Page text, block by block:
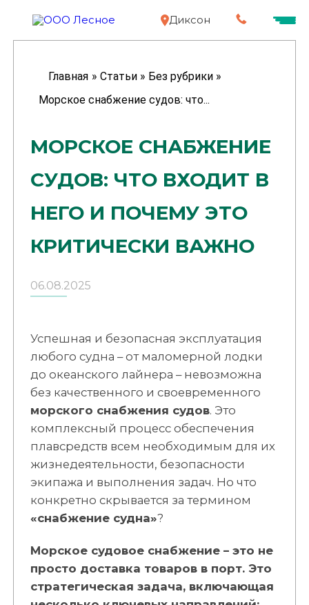
Диксон
Главная » Статьи » Без рубрики »
Морское снабжение судов: что...
МОРСКОЕ СНАБЖЕНИЕ
СУДОВ: ЧТО ВХОДИТ В
НЕГО И ПОЧЕМУ ЭТО
КРИТИЧЕСКИ ВАЖНО
06.08.2025
Успешная и безопасная эксплуатация
любого судна – от маломерной лодки
до океанского лайнера – невозможна
без качественного и своевременного
морского снабжения судов. Это
комплексный процесс обеспечения
плавсредств всем необходимым для их
жизнедеятельности, безопасности
экипажа и выполнения задач. Но что
конкретно скрывается за термином
«снабжение судна»?
Морское судовое снабжение – это не
просто доставка товаров в порт. Это
стратегическая задача, включающая